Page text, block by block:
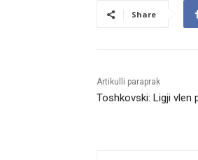
Share
Artikulli paraprak
Toshkovski: Ligji vlen